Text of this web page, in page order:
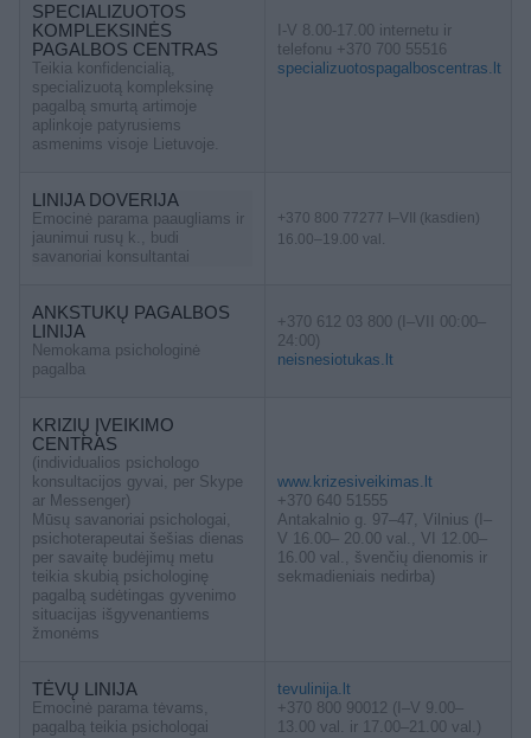
SPECIALIZUOTOS
KOMPLEKSINĖS
PAGALBOS CENTRAS
Teikia konfidencialią,
specializuotą kompleksinę
pagalbą smurtą artimoje
aplinkoje patyrusiems
asmenims visoje Lietuvoje.
I-V 8.00-17.00 internetu ir
telefonu +370 700 55516
specializuotospagalboscentras.lt
LINIJA DOVERIJA
Emocinė parama paaugliams ir
jaunimui rusų k., budi
savanoriai konsultantai
+370 800 77277 I–VII (kasdien)
16.00–19.00 val.
ANKSTUKŲ PAGALBOS
LINIJA
Nemokama psichologinė
pagalba
+370 612 03 800 (I–VII 00:00–
24:00)
neisnesiotukas.lt
KRIZIŲ ĮVEIKIMO
CENTRAS
(individualios psichologo
konsultacijos gyvai, per Skype
ar Messenger)
Mūsų savanoriai psichologai,
psichoterapeutai šešias dienas
per savaitę budėjimų metu
teikia skubią psichologinę
pagalbą sudėtingas gyvenimo
situacijas išgyvenantiems
žmonėms
www.krizesiveikimas.lt
+370 640 51555
Antakalnio g. 97–47, Vilnius (I–
V 16.00– 20.00 val., VI 12.00–
16.00 val., švenčių dienomis ir
sekmadieniais nedirba)
TĖVŲ LINIJA
Emocinė parama tėvams,
pagalbą teikia psichologai
tevulinija.lt
+370 800 90012 (I–V 9.00–
13.00 val. ir 17.00–21.00 val.)